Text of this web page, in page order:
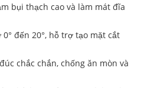
bụi thạch cao và làm mát đĩa
đến 20°, hỗ trợ tạo mặt cắt
chắc chắn, chống ăn mòn và